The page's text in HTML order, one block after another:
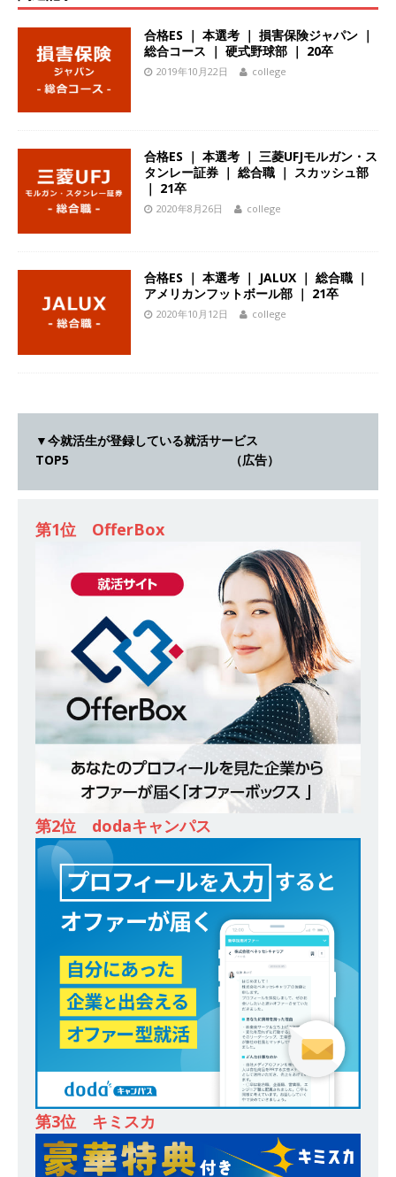
体育会積極採用企業
[ 2026年5月14日 ] 【 28卒 ｜ 不動産・営業を知
れる仕事体験開催 】大阪勤務・転勤なし ｜ 関西
年収1,000万も目指せる ｜ 年間休日120～125日
｜ エスリード
ビス機関 ｜ BtoBtoCの代理店営業 ｜ 20代で年
収1,000万円目指せる ｜ 賞与年4回・年間休日
ンカンパニー 】世界トップシェアの半導体技術
を持つグローバルメーカー ｜ 年間休日129日・
土日祝完全休み ｜ 売上高1,138億円 ｜ プライム
上場 ｜ 新電元工業
【 28卒 ｜ 適性検査合否免
除・面接確約!! ｜ 1dayインターンあり 】 東京勤
務限定 ｜ 世界No.1の不動産投資市場東京で投資
住宅販売をリードする企業 ｜ 土地仕入れから物
件販売までを担う ｜ 平均年収809万 ｜ 年間休日
130日・土日祝完全休み ｜ スタンダード上場 ｜
明豊エンタープライズ
体育会積極採用企業
[ 2026年5月14日 ] 【 28卒 ｜ 適性検査合否免
除・面接確約!! ｜ 1dayインターンあり 】東京勤
務・転勤なし ｜ 投資用住宅販売をリードする企
行う ｜ 年間休日125日以上 ｜ 不動産業ではレア
な私服出社OK ｜ 土日祝完全休み ｜ スタンダー
ド上場 明豊エンタープライズグループ ｜ 明豊プ
ロパティーズ
体育会積極採用企業
[ 2026年5月14日 ]
【 28卒 ｜ オープンカンパニ
ー｜東京勤務・転勤なし ｜ 文理不問 】 7期連続
200％増収!! ｜ 様々な業界の知識・スキルを身に
付けることが可能 ｜ データ分析のエキスパート
としてクライアントの課題を解決 ｜ 土日祝完全
休み ｜ データアナリティクスラボ
体育会積
合格ES ｜ 本選考 ｜ 損害保険ジャパン ｜
総合コース ｜ 硬式野球部 ｜ 20卒
2019年10月22日 college
合格ES ｜ 本選考 ｜ 三菱UFJモルガン・ス
タンレー証券 ｜ 総合職 ｜ スカッシュ部
｜ 21卒
2020年8月26日 college
合格ES ｜ 本選考 ｜ JALUX ｜ 総合職 ｜
アメリカンフットボール部 ｜ 21卒
2020年10月12日 college
▼今就活生が登録している就活サービス
TOP5 （広告）
第1位 OfferBox
第2位 dodaキャンパス
第3位 キミスカ